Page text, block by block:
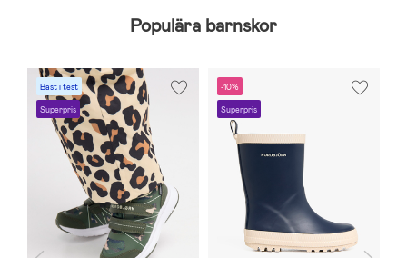
Populära barnskor
Bäst i test
Superpris
-10%
Superpris